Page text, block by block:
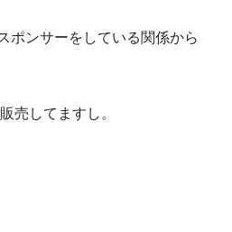
ポンサーをしている関係から
売してますし。